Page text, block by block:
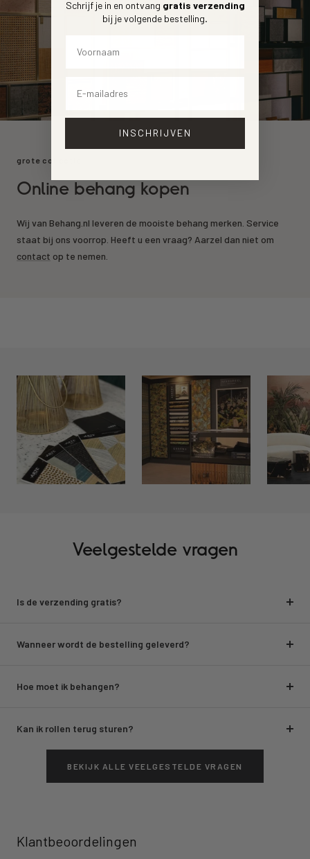
grote collectie
Online behang kopen
Wij van Behang.nl leveren de mooiste behang merken. Service
staat bij ons voorrop. Heeft u een vraag? Aarzel dan niet om
contact op te nemen.
Veelgestelde vragen
Is de verzending gratis?
Wanneer wordt de bestelling geleverd?
Hoe moet ik behangen?
Kan ik rollen terug sturen?
BEKIJK ALLE VEELGESTELDE VRAGEN
Klantbeoordelingen
Schrijf je in en ontvang gratis verzending
bij je volgende bestelling.
INSCHRIJVEN